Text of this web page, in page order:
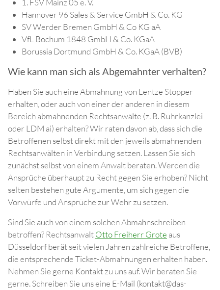
1. FSV Mainz 05 e. V.
Hannover 96 Sales & Service GmbH & Co. KG
SV Werder Bremen GmbH & Co KG aA
VfL Bochum 1848 GmbH & Co. KGaA
Borussia Dortmund GmbH & Co. KGaA (BVB)
Wie kann man sich als Abgemahnter verhalten?
Haben Sie auch eine Abmahnung von Lentze Stopper
erhalten, oder auch von einer der anderen in diesem
Bereich abmahnenden Rechtsanwälte (z. B. Ruhrkanzlei
oder LDM ai) erhalten? Wir raten davon ab, dass sich die
Betroffenen selbst direkt mit den jeweils abmahnenden
Rechtsanwälten in Verbindung setzen. Lassen Sie sich
zunächst selbst von einem Anwalt beraten. Werden die
Ansprüche überhaupt zu Recht gegen Sie erhoben? Nicht
selten bestehen gute Argumente, um sich gegen die
Vorwürfe und Ansprüche zur Wehr zu setzen.
Sind Sie auch von einem solchen Abmahnschreiben
betroffen? RechtsanwaltOtto Freiherr Grote aus
Düsseldorf berät seit vielen Jahren zahlreiche Betroffene,
die entsprechende Ticket-Abmahnungen erhalten haben.
Nehmen Sie gerne Kontakt zu uns auf. Wir beraten Sie
gerne. Schreiben Sie uns eine E-Mail (kontakt@das-